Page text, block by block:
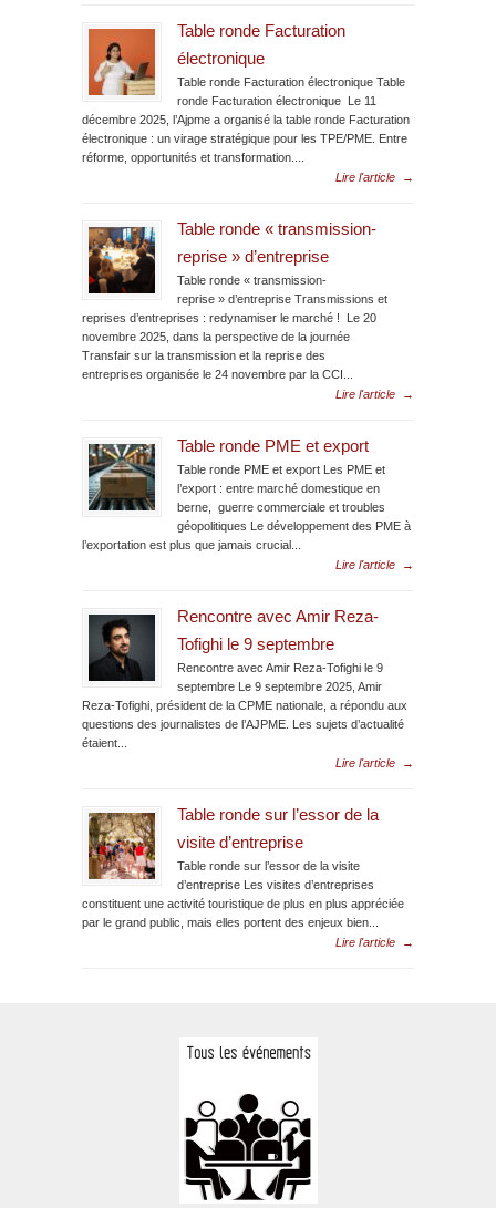
Table ronde Facturation
électronique
Table ronde Facturation électronique Table
ronde Facturation électronique Le 11
décembre 2025, l’Ajpme a organisé la table ronde Facturation
électronique : un virage stratégique pour les TPE/PME. Entre
réforme, opportunités et transformation....
Lire l'article
→
Table ronde « transmission-
reprise » d’entreprise
Table ronde « transmission-
reprise » d’entreprise Transmissions et
reprises d’entreprises : redynamiser le marché ! Le 20
novembre 2025, dans la perspective de la journée
Transfair sur la transmission et la reprise des
entreprises organisée le 24 novembre par la CCI...
Lire l'article
→
Table ronde PME et export
Table ronde PME et export Les PME et
l’export : entre marché domestique en
berne, guerre commerciale et troubles
géopolitiques Le développement des PME à
l’exportation est plus que jamais crucial...
Lire l'article
→
Rencontre avec Amir Reza-
Tofighi le 9 septembre
Rencontre avec Amir Reza-Tofighi le 9
septembre Le 9 septembre 2025, Amir
Reza-Tofighi, président de la CPME nationale, a répondu aux
questions des journalistes de l’AJPME. Les sujets d’actualité
étaient...
Lire l'article
→
Table ronde sur l’essor de la
visite d’entreprise
Table ronde sur l’essor de la visite
d’entreprise Les visites d’entreprises
constituent une activité touristique de plus en plus appréciée
par le grand public, mais elles portent des enjeux bien...
Lire l'article
→